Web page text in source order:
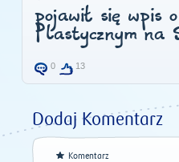
pojawił się wpis
Plastycznym na
0 13
Dodaj Komentarz
Komentarz